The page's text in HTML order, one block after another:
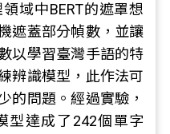
域中BERT的遮罩想
遮蓋部分幀數，並讓
以學習臺灣手語的特
辨識模型，此作法可
的問題。經過實驗，
型達成了242個單字